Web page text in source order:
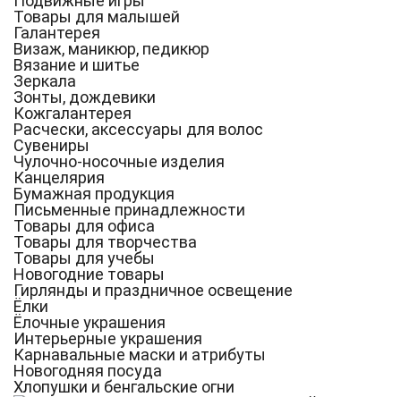
Товары для малышей
Галантерея
Визаж, маникюр, педикюр
Вязание и шитье
Зеркала
Зонты, дождевики
Кожгалантерея
Расчески, аксессуары для волос
Сувениры
Чулочно-носочные изделия
Канцелярия
Бумажная продукция
Письменные принадлежности
Товары для офиса
Товары для творчества
Товары для учебы
Новогодние товары
Гирлянды и праздничное освещение
Ёлки
Ёлочные украшения
Интерьерные украшения
Карнавальные маски и атрибуты
Новогодняя посуда
Хлопушки и бенгальские огни